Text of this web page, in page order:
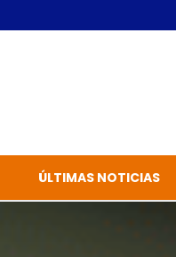
ÚLTIMAS NOTICIAS